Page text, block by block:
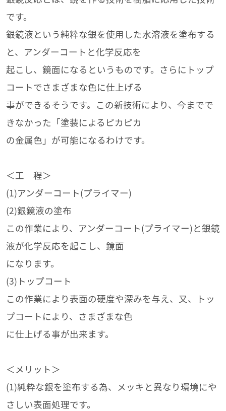
です。
銀鏡液という純粋な銀を使用した水溶液を塗布する
と、アンダーコートと化学反応を
起こし、鏡面になるというものです。さらにトップ
コートでさまざまな色に仕上げる
事ができるそうです。この新技術により、今までで
きなかった「塗装によるピカピカ
の金属色」が可能になるわけです。
＜工 程＞
(1)アンダーコート(プライマー)
(2)銀鏡液の塗布
この作業により、アンダーコート(プライマー)と銀鏡
液が化学反応を起こし、鏡面
になります。
(3)トップコート
この作業により表面の硬度や深みを与え、又、トッ
プコートにより、さまざまな色
に仕上げる事が出来ます。
＜メリット＞
(1)純粋な銀を塗布する為、メッキと異なり環境にや
さしい表面処理です。